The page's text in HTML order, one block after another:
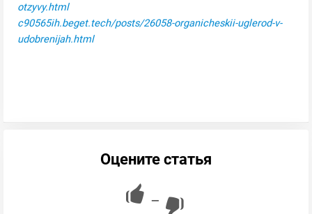
otzyvy.html
c90565ih.beget.tech/posts/26058-organicheskii-uglerod-v-
udobrenijah.html
Оцените статья
—